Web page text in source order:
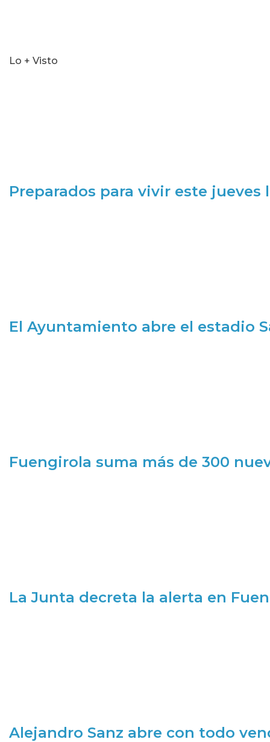
Lo + Visto
Preparados para vivir este jueves
El Ayuntamiento abre el estadio
Fuengirola suma más de 300
La Junta decreta la alerta en
Alejandro Sanz abre con todo